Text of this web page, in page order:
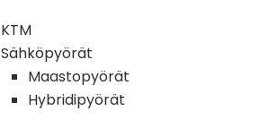
KTM
Sähköpyörät
Maastopyörät
Hybridipyörät